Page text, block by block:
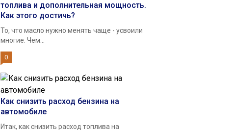
топлива и дополнительная мощность.
Как этого достичь?
То, что масло нужно менять чаще - усвоили
многие. Чем...
0
Как снизить расход бензина на
автомобиле
Итак, как снизить расход топлива на